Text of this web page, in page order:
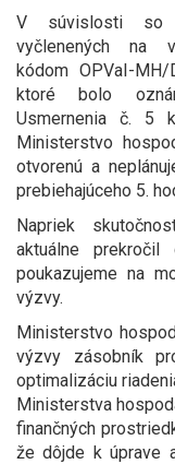
V súvislosti so
vyčlenených na
kódom OPVaI-
ktoré bolo
Usmernenia č. 5
Ministerstvo
otvorenú a
prebiehajúceho 5.
Napriek
aktuálne prekročil
poukazujeme na
výzvy.
Ministerstvo
výzvy zásobník
optimalizáciu
Ministerstva
finančných
že dôjde k úprave